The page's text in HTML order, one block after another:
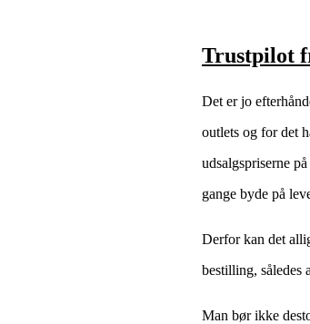
Trustpilot
Det er jo
outlets og for det
udsalgspriserne
gange byde på
Derfor kan det
bestilling, således
Man bør ikke